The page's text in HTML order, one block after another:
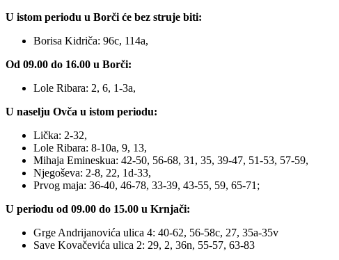
U istom periodu u Borči će bez struje biti:
Borisa Kidriča: 96c, 114a,
Od 09.00 do 16.00 u Borči:
Lole Ribara: 2, 6, 1-3a,
U naselju Ovča u istom periodu:
Lička: 2-32,
Lole Ribara: 8-10a, 9, 13,
Mihaja Emineskua: 42-50, 56-68, 31, 35, 39-47, 51-53, 57-59,
Njegoševa: 2-8, 22, 1d-33,
Prvog maja: 36-40, 46-78, 33-39, 43-55, 59, 65-71;
U periodu od 09.00 do 15.00 u Krnjači:
Grge Andrijanovića ulica 4: 40-62, 56-58c, 27, 35a-35v
Save Kovačevića ulica 2: 29, 2, 36n, 55-57, 63-83